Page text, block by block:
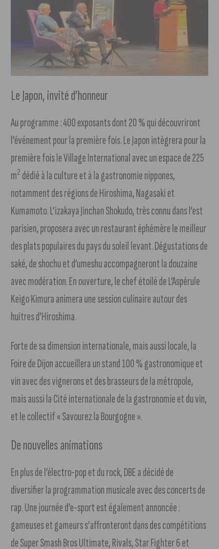
Le Japon, invité d’honneur
Au programme : 400 exposants dont 20 % qui découvriront
l’événement pour la première fois. Le Japon intègrera pour la
première fois le Village International avec un espace de 225
m2 dédié à la culture et à la gastronomie nippones,
notamment des régions de Hiroshima, Nagasaki et
Kumamoto. L’izakaya Jinchan Shokudo, très connu dans l’est
parisien, proposera avec un restaurant éphémère le meilleur
des plats populaires du pays du soleil levant. Dégustations de
saké, de shochu et d’umeshu accompagneront la douzaine
avec modération. En ouverture, le chef étoilé de L’Aspérule
Keigo Kimura animera une session culinaire autour des
huîtres d’Hiroshima.
Forte de sa dimension internationale, mais aussi locale, la
Foire de Dijon accueillera un stand 100 % gastronomique et
vin avec des vignerons et des brasseurs de la métropole,
mais aussi la Cité internationale de la gastronomie et du vin,
et le collectif « Savourez la Bourgogne ».
De nouvelles animations
En plus de l’électro-pop et du rock, DBE a décidé de
diversifier la programmation musicale avec des concerts de
rap. Une journée d’e-sport est également annoncée :
gameuses et gameurs s’affronteront dans des compétitions
de Super Smash Bros Ultimate, Rivals, Star Fighter 6 et